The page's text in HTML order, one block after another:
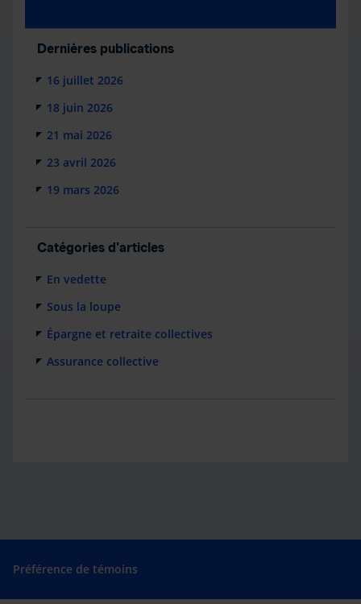
Dernières publications
16 juillet 2026
18 juin 2026
21 mai 2026
23 avril 2026
19 mars 2026
Catégories d'articles
En vedette
Sous la loupe
Épargne et retraite collectives
Assurance collective
Préférence de témoins